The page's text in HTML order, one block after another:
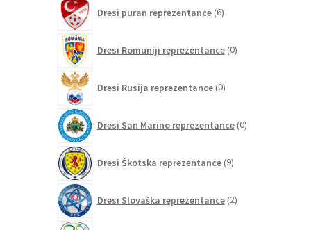
Dresi puran reprezentance 6izdelkov
Dresi Romuniji reprezentance 0izdelkov
Dresi Rusija reprezentance 0izdelkov
Dresi San Marino reprezentance 0izdelkov
Dresi Škotska reprezentance 9izdelkov
Dresi Slovaška reprezentance 2izdelka